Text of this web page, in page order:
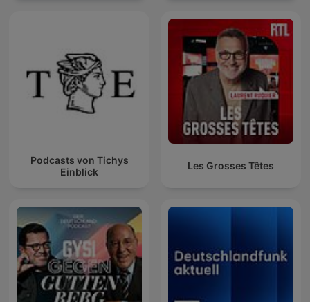
Podcasts von Tichys
Einblick
Les Grosses Têtes